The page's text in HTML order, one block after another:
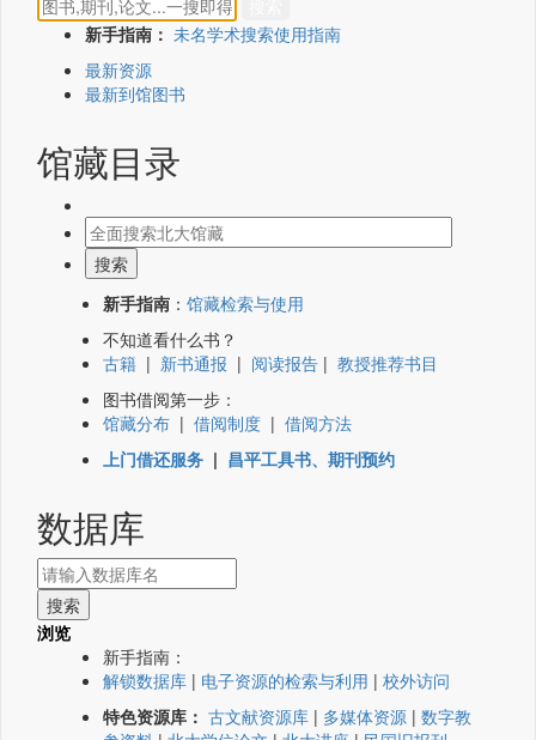
新手指南： 未名学术搜索使用指南
最新资源
最新到馆图书
馆藏目录
新手指南 ： 馆藏检索与使用
不知道看什么书？
古籍 | 新书通报 | 阅读报告 | 教授推荐书目
图书借阅第一步：
馆藏分布 | 借阅制度 | 借阅方法
上门借还服务 | 昌平工具书、期刊预约
数据库
浏览
新手指南：
解锁数据库 | 电子资源的检索与利用 | 校外访问
特色资源库： 古文献资源库 | 多媒体资源 | 数字教